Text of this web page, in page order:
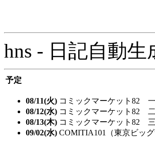
hns - 日記自動生
予定
08/11(火) コミックマーケット82
08/12(水) コミックマーケット82
08/13(木) コミックマーケット82
09/02(水) COMITIA101（東京ビッグ